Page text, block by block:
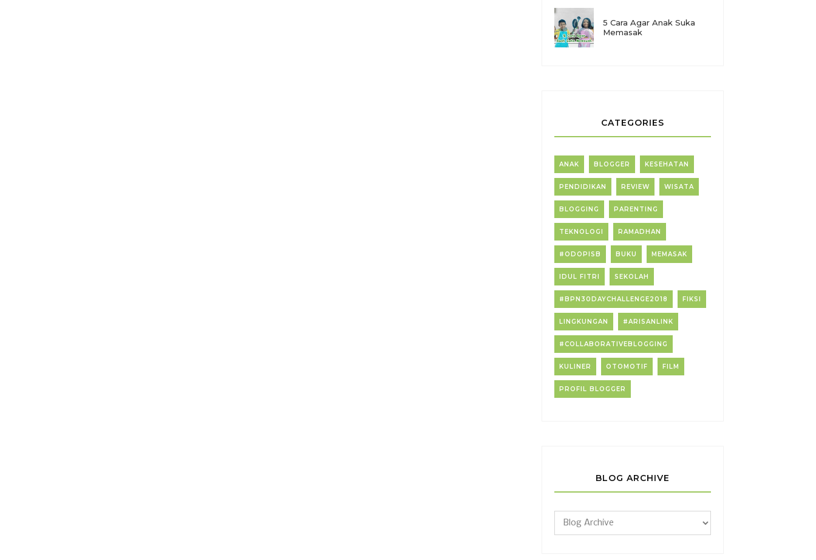
5 Cara Agar Anak Suka
Memasak
CATEGORIES
ANAK BLOGGER KESEHATAN
PENDIDIKAN REVIEW WISATA
BLOGGING PARENTING
TEKNOLOGI RAMADHAN
#ODOPISB BUKU MEMASAK
IDUL FITRI SEKOLAH
#BPN30DAYCHALLENGE2018 FIKSI
LINGKUNGAN #ARISANLINK
#COLLABORATIVEBLOGGING
KULINER OTOMOTIF FILM
PROFIL BLOGGER
BLOG ARCHIVE